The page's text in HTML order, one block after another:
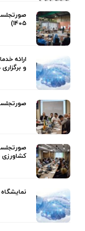
1405)
ارائه
و
صورتجلسه
کشاورزی (9 تیر
نمایشگاه INOTEX 2026